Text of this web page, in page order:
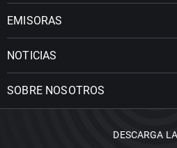
EMISORAS
NOTICIAS
SOBRE NOSOTROS
DESCARGA